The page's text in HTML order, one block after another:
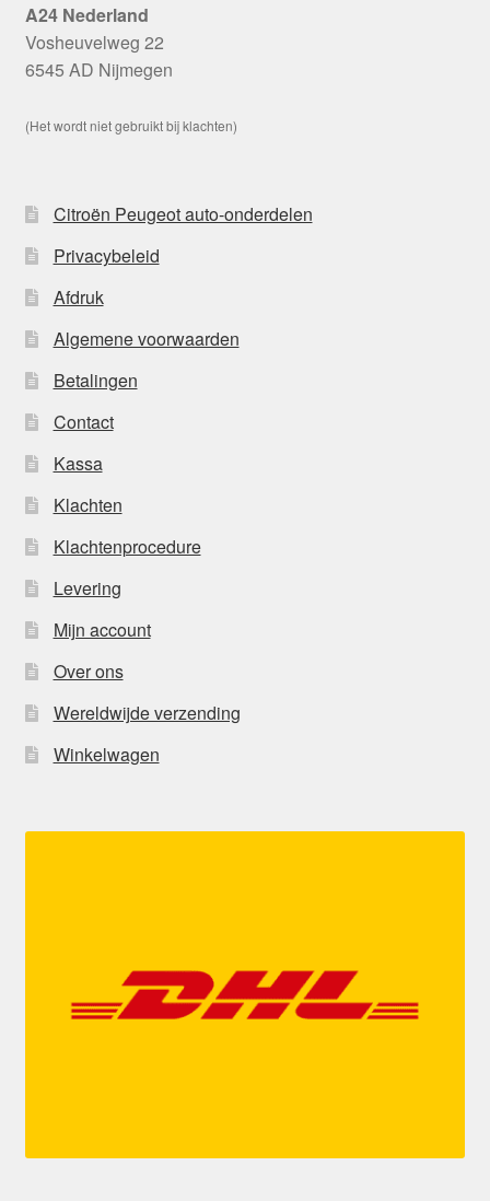
A24 Nederland
Vosheuvelweg 22
6545 AD Nijmegen
(Het wordt niet gebruikt bij klachten)
Citroën Peugeot auto-onderdelen
Privacybeleid
Afdruk
Algemene voorwaarden
Betalingen
Contact
Kassa
Klachten
Klachtenprocedure
Levering
Mijn account
Over ons
Wereldwijde verzending
Winkelwagen